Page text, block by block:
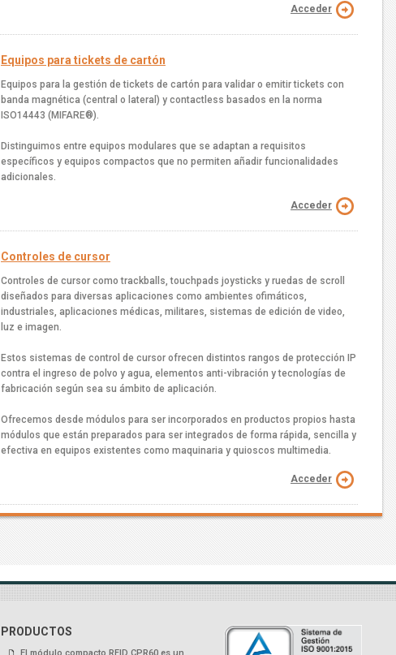
Acceder
Equipos para tickets de cartón
Equipos para la gestión de tickets de cartón para validar o emitir tickets con
banda magnética (central o lateral) y contactless basados en la norma
ISO14443 (MIFARE®).
Distinguimos entre equipos modulares que se adaptan a requisitos
específicos y equipos compactos que no permiten añadir funcionalidades
adicionales.
Acceder
Controles de cursor
Controles de cursor como trackballs, touchpads joysticks y ruedas de scroll
diseñados para diversas aplicaciones como ambientes ofimáticos,
industriales, aplicaciones médicas, militares, sistemas de edición de video,
luz e imagen.
Estos sistemas de control de cursor ofrecen distintos rangos de protección IP
contra el ingreso de polvo y agua, elementos anti-vibración y tecnologías de
fabricación según sea su ámbito de aplicación.
Ofrecemos desde módulos para ser incorporados en productos propios hasta
módulos que están preparados para ser integrados de forma rápida, sencilla y
efectiva en equipos existentes como maquinaria y quioscos multimedia.
Acceder
PRODUCTOS